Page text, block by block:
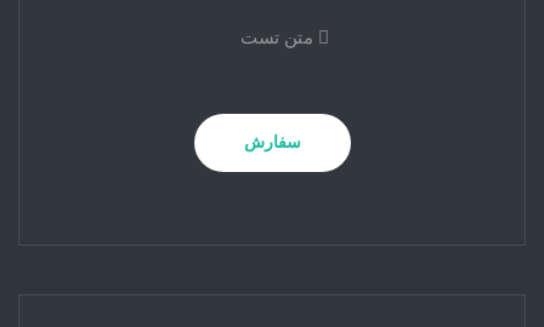
متن تست
سفارش